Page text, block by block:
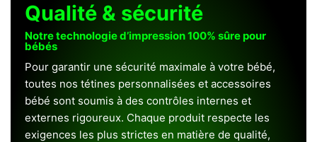
Qualité & sécurité
Notre technologie d’impression 100% sûre pour
bébés
Pour garantir une sécurité maximale à votre bébé,
toutes nos tétines personnalisées et accessoires
bébé sont soumis à des contrôles internes et
externes rigoureux. Chaque produit respecte les
exigences les plus strictes en matière de qualité,